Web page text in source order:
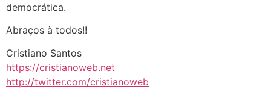
democrática.
Abraços à todos!!
Cristiano Santos
https://cristianoweb.net
http://twitter.com/cristianoweb